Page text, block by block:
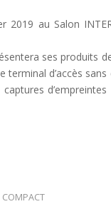
2019 au Salon
ses produits
d’accès